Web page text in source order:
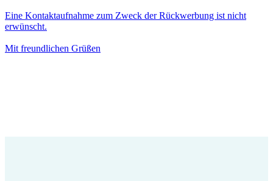
Eine Kontaktaufnahme zum Zweck der Rückwerbung ist nicht
erwünscht.
Mit freundlichen Grüßen